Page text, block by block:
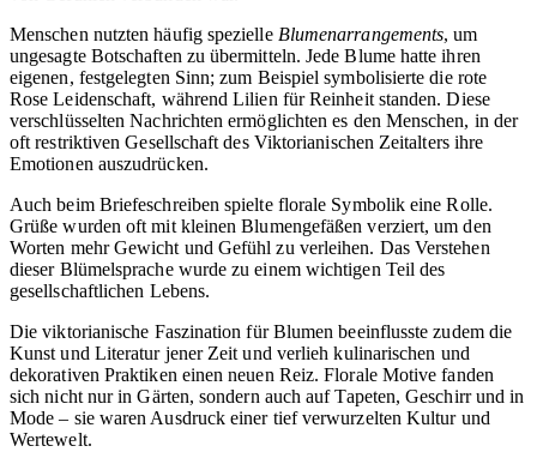
Menschen nutzten häufig spezielle Blumenarrangements, um
ungesagte Botschaften zu übermitteln. Jede Blume hatte ihren
eigenen, festgelegten Sinn; zum Beispiel symbolisierte die rote
Rose Leidenschaft, während Lilien für Reinheit standen. Diese
verschlüsselten Nachrichten ermöglichten es den Menschen, in der
oft restriktiven Gesellschaft des Viktorianischen Zeitalters ihre
Emotionen auszudrücken.
Auch beim Briefeschreiben spielte florale Symbolik eine Rolle.
Grüße wurden oft mit kleinen Blumengefäßen verziert, um den
Worten mehr Gewicht und Gefühl zu verleihen. Das Verstehen
dieser Blümelsprache wurde zu einem wichtigen Teil des
gesellschaftlichen Lebens.
Die viktorianische Faszination für Blumen beeinflusste zudem die
Kunst und Literatur jener Zeit und verlieh kulinarischen und
dekorativen Praktiken einen neuen Reiz. Florale Motive fanden
sich nicht nur in Gärten, sondern auch auf Tapeten, Geschirr und in
Mode – sie waren Ausdruck einer tief verwurzelten Kultur und
Wertewelt.